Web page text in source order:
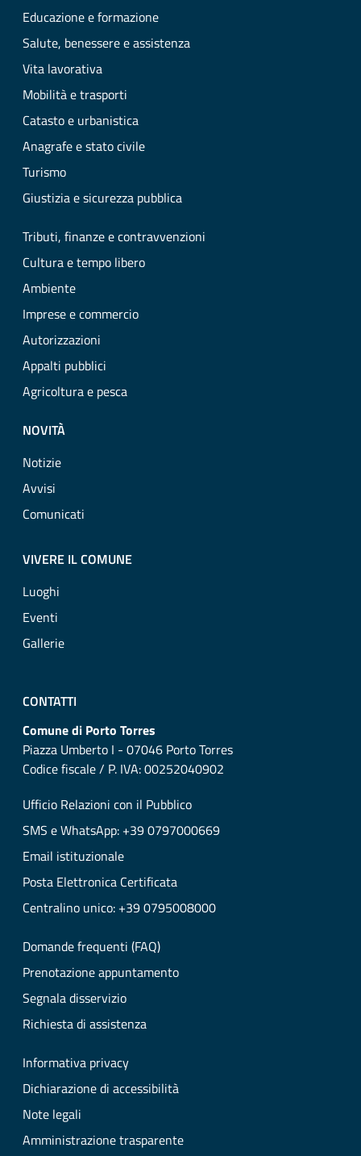
Educazione e formazione
Salute, benessere e assistenza
Vita lavorativa
Mobilità e trasporti
Catasto e urbanistica
Anagrafe e stato civile
Turismo
Giustizia e sicurezza pubblica
Tributi, finanze e contravvenzioni
Cultura e tempo libero
Ambiente
Imprese e commercio
Autorizzazioni
Appalti pubblici
Agricoltura e pesca
NOVITÀ
Notizie
Avvisi
Comunicati
VIVERE IL COMUNE
Luoghi
Eventi
Gallerie
CONTATTI
Comune di Porto Torres
Piazza Umberto I - 07046 Porto Torres
Codice fiscale / P. IVA: 00252040902
Ufficio Relazioni con il Pubblico
SMS e WhatsApp: +39 0797000669
Email istituzionale
Posta Elettronica Certificata
Centralino unico: +39 0795008000
Domande frequenti (FAQ)
Prenotazione appuntamento
Segnala disservizio
Richiesta di assistenza
Informativa privacy
Dichiarazione di accessibilità
Note legali
Amministrazione trasparente